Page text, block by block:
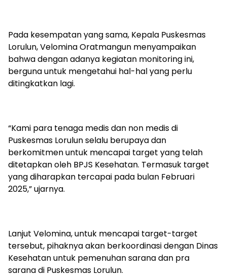
Pada kesempatan yang sama, Kepala Puskesmas
Lorulun, Velomina Oratmangun menyampaikan
bahwa dengan adanya kegiatan monitoring ini,
berguna untuk mengetahui hal-hal yang perlu
ditingkatkan lagi.
“Kami para tenaga medis dan non medis di
Puskesmas Lorulun selalu berupaya dan
berkomitmen untuk mencapai target yang telah
ditetapkan oleh BPJS Kesehatan. Termasuk target
yang diharapkan tercapai pada bulan Februari
2025,” ujarnya.
Lanjut Velomina, untuk mencapai target-target
tersebut, pihaknya akan berkoordinasi dengan Dinas
Kesehatan untuk pemenuhan sarana dan pra
sarana di Puskesmas Lorulun.